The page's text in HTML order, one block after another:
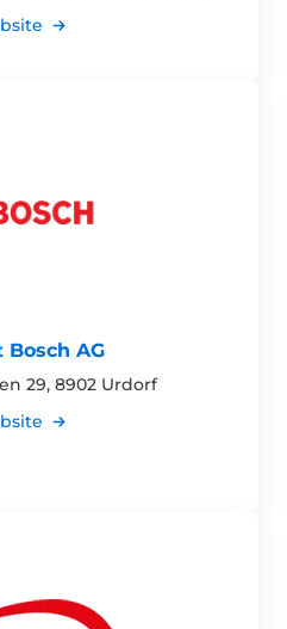
Bosch AG
29, 8902 Urdorf